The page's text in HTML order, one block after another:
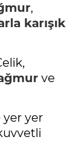
,
karışık
ve
yer yer